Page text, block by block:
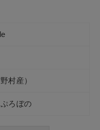
村産）
ろぼの